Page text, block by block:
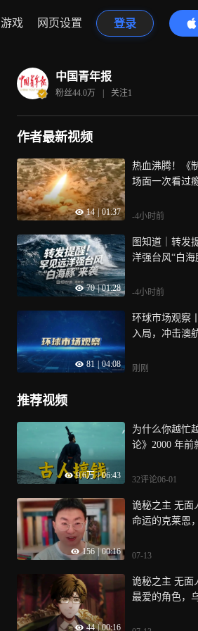
游戏 网页设置 登录
中国青年报
粉丝44.0万 | 关注1
作者最新视频
14 | 01:37
热血沸腾！《
场面一次看过瘾
-4小时前
70 | 01:28
图知道｜转发
洋强台风“白海
-4小时前
81 04:08
环球市场观察
入局，冲击澳
刚刚
推荐视频
9.6万 | 06:43
为什么你越忙
论》2000 年前
32评论06-01
156 | 00:16
诡秘之主 无面
命运的克莱恩
07-13
44 | 00:16
诡秘之主 无面
最爱的角色，